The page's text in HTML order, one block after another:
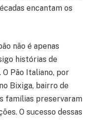
encantam os
não é apenas
histórias de
Pão Italiano, por
Bixiga, bairro de
famílias preservaram
O sucesso dessas